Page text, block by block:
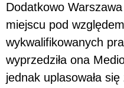
Dodatkowo
miejscu pod
wykwalifikowanych
wyprzedziła ona
jednak uplasowała